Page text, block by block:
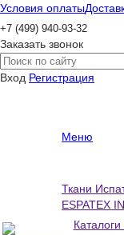
Условия оплаты
+7 (499) 940-93-32
Заказать звонок
Вход Регистрация
Меню
Ткани
ESPATEX